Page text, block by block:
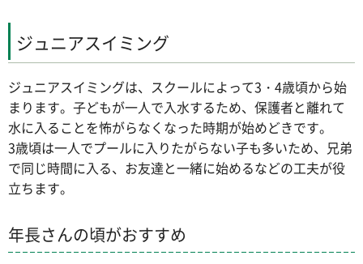
ジュニアスイミング
ジュニアスイミングは、スクールによって3・4歳頃から始
まります。子どもが一人で入水するため、保護者と離れて
水に入ることを怖がらなくなった時期が始めどきです。
3歳頃は一人でプールに入りたがらない子も多いため、兄弟
で同じ時間に入る、お友達と一緒に始めるなどの工夫が役
立ちます。
年長さんの頃がおすすめ